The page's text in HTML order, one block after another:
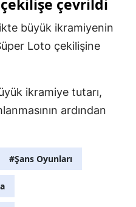
çevrildi
büyük ikramiyenin
Loto çekilişine
ikramiye tutarı,
ardından
#Şans Oyunları